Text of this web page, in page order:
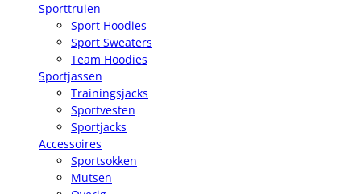
Sporttruien
Sport Hoodies
Sport Sweaters
Team Hoodies
Sportjassen
Trainingsjacks
Sportvesten
Sportjacks
Accessoires
Sportsokken
Mutsen